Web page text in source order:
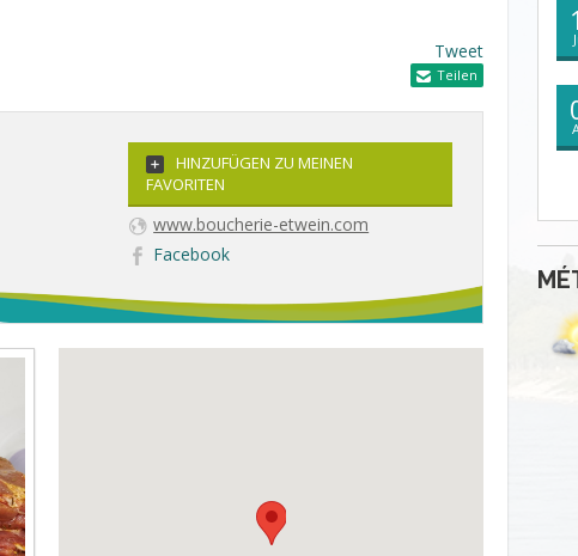
Tweet
Teilen
HINZUFÜGEN ZU MEINEN
FAVORITEN
www.boucherie-etwein.com
Facebook